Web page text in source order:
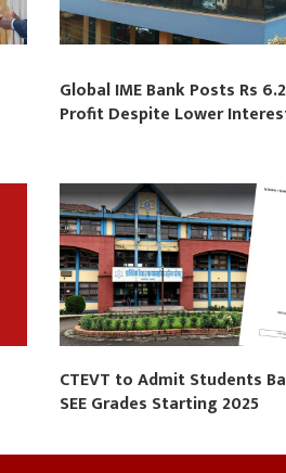
Global IME Bank Posts Rs
Profit Despite Lower
CTEVT to Admit Students
SEE Grades Starting 2025